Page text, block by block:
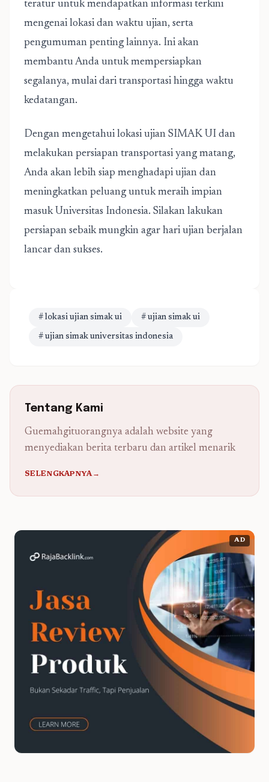
teratur untuk mendapatkan informasi terkini
mengenai lokasi dan waktu ujian, serta
pengumuman penting lainnya. Ini akan
membantu Anda untuk mempersiapkan
segalanya, mulai dari transportasi hingga waktu
kedatangan.
Dengan mengetahui lokasi ujian SIMAK UI dan
melakukan persiapan transportasi yang matang,
Anda akan lebih siap menghadapi ujian dan
meningkatkan peluang untuk meraih impian
masuk Universitas Indonesia. Silakan lakukan
persiapan sebaik mungkin agar hari ujian berjalan
lancar dan sukses.
# lokasi ujian simak ui # ujian simak ui
# ujian simak universitas indonesia
Tentang Kami
Guemahgituorangnya adalah website yang
menyediakan berita terbaru dan artikel menarik
SELENGKAPNYA→
AD